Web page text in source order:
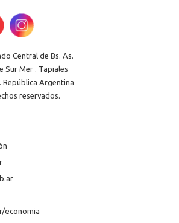
Central de Bs. As.
Sur Mer . Tapiales
República Argentina
reservados.
economia